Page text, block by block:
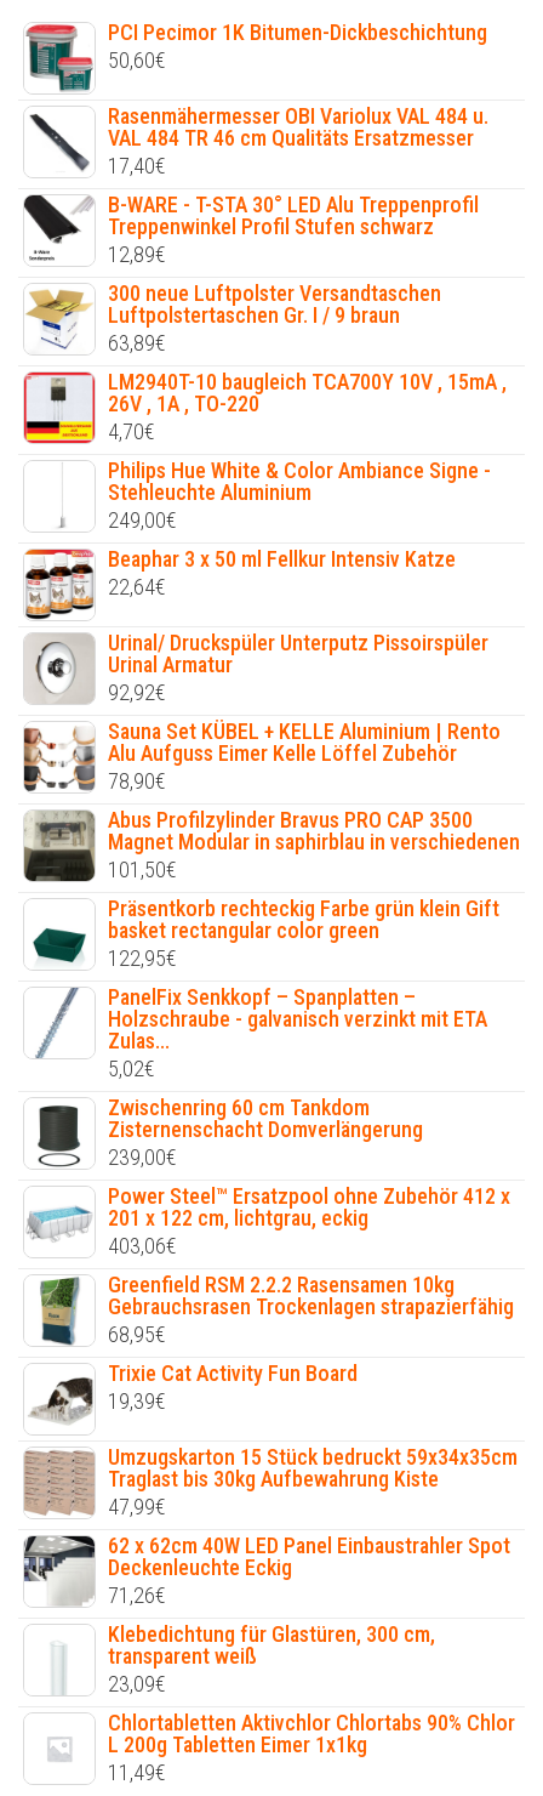
PCI Pecimor 1K Bitumen-Dickbeschichtung
50,60€
Rasenmähermesser OBI Variolux VAL 484 u.
VAL 484 TR 46 cm Qualitäts Ersatzmesser
17,40€
B-WARE - T-STA 30° LED Alu Treppenprofil
Treppenwinkel Profil Stufen schwarz
12,89€
300 neue Luftpolster Versandtaschen
Luftpolstertaschen Gr. I / 9 braun
63,89€
LM2940T-10 baugleich TCA700Y 10V , 15mA ,
26V , 1A , TO-220
4,70€
Philips Hue White & Color Ambiance Signe -
Stehleuchte Aluminium
249,00€
Beaphar 3 x 50 ml Fellkur Intensiv Katze
22,64€
Urinal/ Druckspüler Unterputz Pissoirspüler
Urinal Armatur
92,92€
Sauna Set KÜBEL + KELLE Aluminium | Rento
Alu Aufguss Eimer Kelle Löffel Zubehör
78,90€
Abus Profilzylinder Bravus PRO CAP 3500
Magnet Modular in saphirblau in verschiedenen
101,50€
Präsentkorb rechteckig Farbe grün klein Gift
basket rectangular color green
122,95€
PanelFix Senkkopf – Spanplatten –
Holzschraube - galvanisch verzinkt mit ETA
Zulas...
5,02€
Zwischenring 60 cm Tankdom
Zisternenschacht Domverlängerung
239,00€
Power Steel™ Ersatzpool ohne Zubehör 412 x
201 x 122 cm, lichtgrau, eckig
403,06€
Greenfield RSM 2.2.2 Rasensamen 10kg
Gebrauchsrasen Trockenlagen strapazierfähig
68,95€
Trixie Cat Activity Fun Board
19,39€
Umzugskarton 15 Stück bedruckt 59x34x35cm
Traglast bis 30kg Aufbewahrung Kiste
47,99€
62 x 62cm 40W LED Panel Einbaustrahler Spot
Deckenleuchte Eckig
71,26€
Klebedichtung für Glastüren, 300 cm,
transparent weiß
23,09€
Chlortabletten Aktivchlor Chlortabs 90% Chlor
L 200g Tabletten Eimer 1x1kg
11,49€